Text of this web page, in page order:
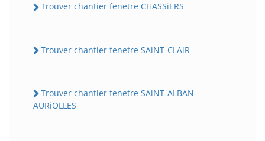
Trouver chantier fenetre CHASSiERS
Trouver chantier fenetre SAiNT-CLAiR
Trouver chantier fenetre SAiNT-ALBAN-
AURiOLLES